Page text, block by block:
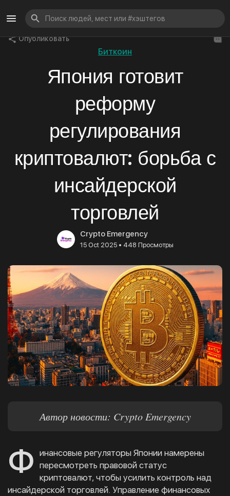
Опубликовать
Биткоин
Япония готовит
реформу
регулирования
криптовалют: борьба с
инсайдерской
торговлей
Crypto Emergency
15 Oct 2025• 448 Просмотры
Автор новости: Crypto Emergency
Ф инансовые регуляторы Японии намерены
пересмотреть правовой статус
криптовалют, чтобы усилить контроль над
инсайдерской торговлей. Управление финансовых